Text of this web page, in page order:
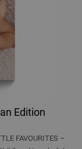
Edition
FAVOURITES –